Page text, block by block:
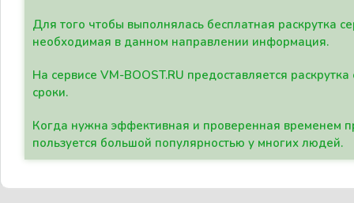
Для того чтобы выполнялась бесплатная раскрутка
необходимая в данном направлении информация.
На сервисе VM-BOOST.RU предоставляется
сроки.
Когда нужна эффективная и проверенная временем
пользуется большой популярностью у многих людей.